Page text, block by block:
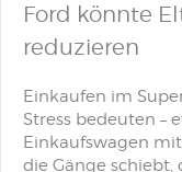
Ford könnte
reduzieren
Einkaufen im
Stress bedeuten –
Einkaufswagen
die Gänge schiebt,